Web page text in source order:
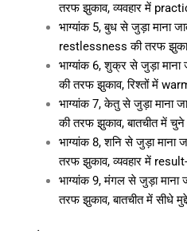
तरफ झुकाव, व्यवहार में
भाग्यांक 5, बुध से जुड़ा माना
restlessness की तरफ
भाग्यांक 6, शुक्र से जुड़ा
की तरफ झुकाव, रिश्तों में
भाग्यांक 7, केतु से जुड़ा
की तरफ झुकाव, बातचीत में
भाग्यांक 8, शनि से जुड़ा
तरफ झुकाव, व्यवहार में
भाग्यांक 9, मंगल से जुड़ा
तरफ झुकाव, बातचीत में सीधे